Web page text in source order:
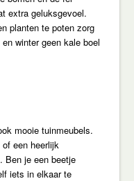
extra geluksgevoel.
planten te poten zorg
winter geen kale boel
mooie tuinmeubels.
een heerlijk
Ben je een beetje
iets in elkaar te